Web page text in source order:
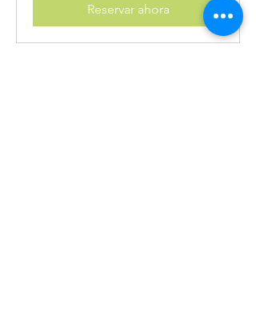
Reservar ahora